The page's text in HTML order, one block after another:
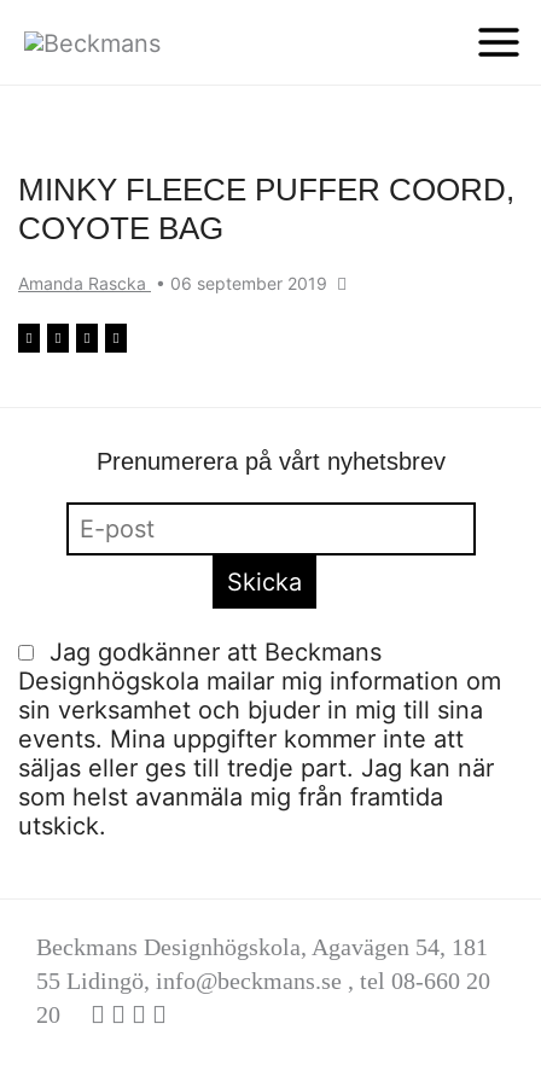
MINKY FLEECE PUFFER COORD,
COYOTE BAG
Amanda Rascka • 06 september 2019
Prenumerera på vårt nyhetsbrev
Jag godkänner att Beckmans
Designhögskola mailar mig information om
sin verksamhet och bjuder in mig till sina
events. Mina uppgifter kommer inte att
säljas eller ges till tredje part. Jag kan när
som helst avanmäla mig från framtida
utskick.
Beckmans Designhögskola, Agavägen 54, 181
55 Lidingö, info@beckmans.se , tel 08-660 20
20